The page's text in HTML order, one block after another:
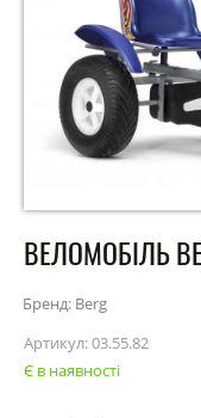
ВЕЛОМОБІЛЬ
Бренд: Berg
Артикул:03.55.82
Є в наявності